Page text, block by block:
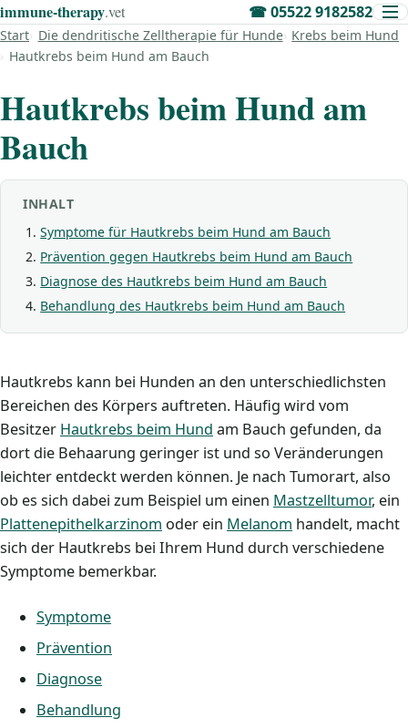
immune‑therapy.vet ☎05522 9182582
Start Die dendritische Zelltherapie für Hunde Krebs beim Hund
Hautkrebs beim Hund am Bauch
Hautkrebs beim Hund am
Bauch
INHALT
Symptome für Hautkrebs beim Hund am Bauch
Prävention gegen Hautkrebs beim Hund am Bauch
Diagnose des Hautkrebs beim Hund am Bauch
Behandlung des Hautkrebs beim Hund am Bauch
Hautkrebs kann bei Hunden an den unterschiedlichsten
Bereichen des Körpers auftreten. Häufig wird vom
Besitzer Hautkrebs beim Hund am Bauch gefunden, da
dort die Behaarung geringer ist und so Veränderungen
leichter entdeckt werden können. Je nach Tumorart, also
ob es sich dabei zum Beispiel um einen Mastzelltumor, ein
Plattenepithelkarzinom oder ein Melanom handelt, macht
sich der Hautkrebs bei Ihrem Hund durch verschiedene
Symptome bemerkbar.
Symptome
Prävention
Diagnose
Behandlung